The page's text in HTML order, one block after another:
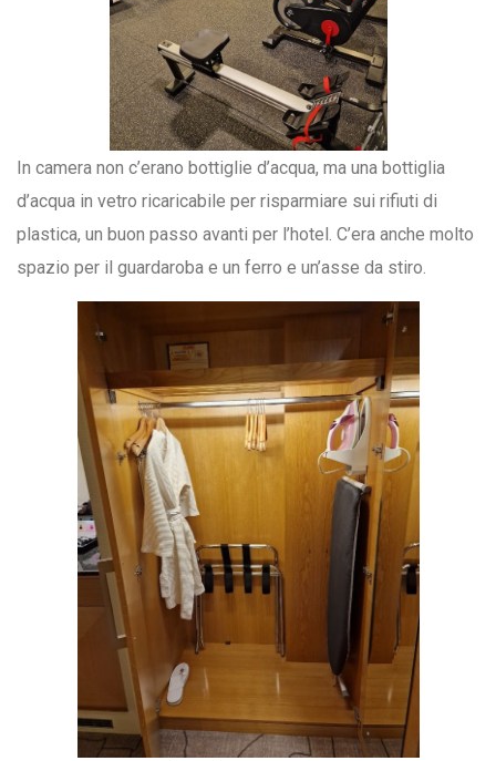
In camera non c’erano bottiglie d’acqua, ma una bottiglia
d’acqua in vetro ricaricabile per risparmiare sui rifiuti di
plastica, un buon passo avanti per l’hotel. C’era anche molto
spazio per il guardaroba e un ferro e un’asse da stiro.